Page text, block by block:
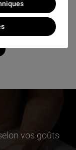
suivante
vos goûts